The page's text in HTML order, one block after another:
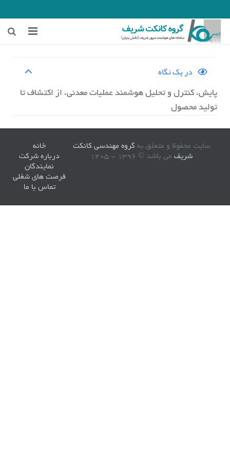
هوشمندسازی معادن
هوشمندسازی شهری و ترافیکی
اخبار شرکت
در یک نگاه
پایش، کنترل و تحلیل هوشمند عملیات معدنی، از اکتشاف تا
تولید محصول
خانه
درباره شرکت
نمایندگان
فرصت های شغلی
تماس با ما
سایت محفوظ و متعلق به گروه مهندسی کانکت
شریف می باشد © 1396 - 1405